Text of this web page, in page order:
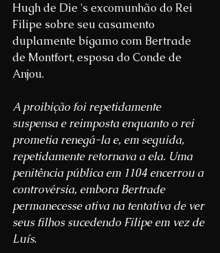
Hugh de Die 's excomunhão do Rei
Filipe sobre seu casamento
duplamente bígamo com Bertrade
de Montfort, esposa do Conde de
Anjou.
A proibição foi repetidamente
suspensa e reimposta enquanto o rei
prometia renegá-la e, em seguida,
repetidamente retornava a ela. Uma
penitência pública em 1104 encerrou a
controvérsia, embora Bertrade
permanecesse ativa na tentativa de ver
seus filhos sucedendo Filipe em vez de
Luís.